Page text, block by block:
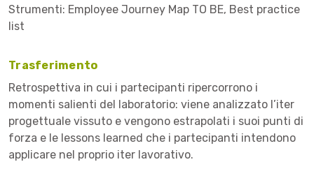
Strumenti: Employee Journey Map TO BE, Best practice
list
Trasferimento
Retrospettiva in cui i partecipanti ripercorrono i
momenti salienti del laboratorio: viene analizzato l’iter
progettuale vissuto e vengono estrapolati i suoi punti di
forza e le lessons learned che i partecipanti intendono
applicare nel proprio iter lavorativo.